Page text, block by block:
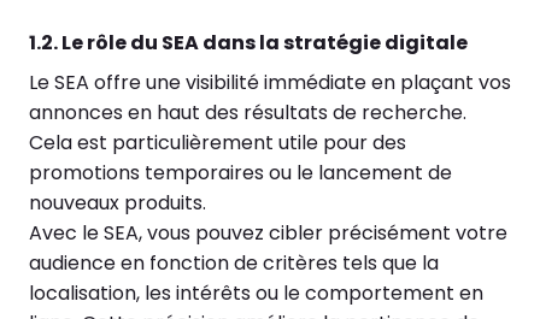
1.2. Le rôle du SEA dans la stratégie digitale
Le SEA offre une visibilité immédiate en plaçant vos
annonces en haut des résultats de recherche.
Cela est particulièrement utile pour des
promotions temporaires ou le lancement de
nouveaux produits.
Avec le SEA, vous pouvez cibler précisément votre
audience en fonction de critères tels que la
localisation, les intérêts ou le comportement en